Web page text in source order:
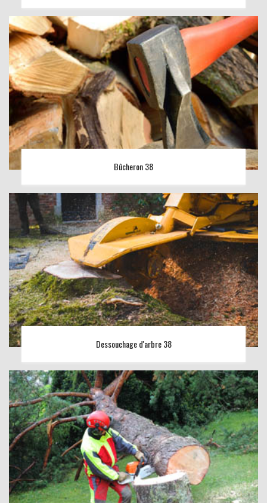
Bûcheron 38
Dessouchage d'arbre 38